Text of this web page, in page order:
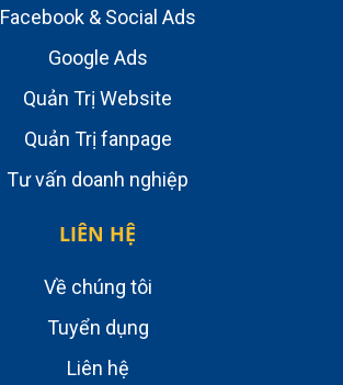
Facebook & Social Ads
Google Ads
Quản Trị Website
Quản Trị fanpage
Tư vấn doanh nghiệp
LIÊN HỆ
Về chúng tôi
Tuyển dụng
Liên hệ